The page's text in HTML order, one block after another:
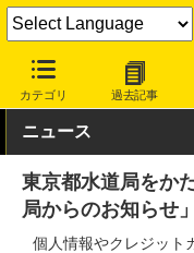
カテゴリ 過去記事
INTERNET Watch トピッ
ニュース
東京都水道局をか
局からのお知らせ
個人情報やクレジット